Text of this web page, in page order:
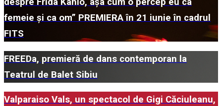
femeie și ca om” PREMIERA în 21 iunie în cadrul
FITS
FREEDa, premieră de dans contemporan la
Teatrul de Balet Sibiu
Valparaiso Vals, un spectacol de Gigi Căciuleanu,